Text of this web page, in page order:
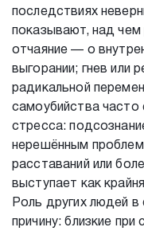
последствиях
показывают, над
отчаяние — о
выгорании; гнев
радикальной
самоубийства
стресса:
нерешённым
расставаний или
выступает как
Роль других людей
причину: близкие